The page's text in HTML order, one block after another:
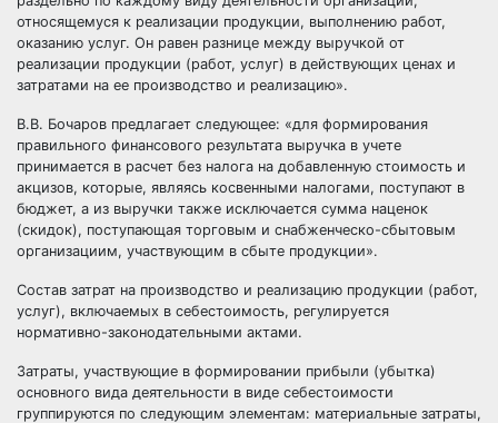
относящемуся к реализации продукции, выполнению работ,
оказанию услуг. Он равен разнице между выручкой от
реализации продукции (работ, услуг) в действующих ценах и
затратами на ее производство и реализацию».
В.В. Бочаров предлагает следующее: «для формирования
правильного финансового результата выручка в учете
принимается в расчет без налога на добавленную стоимость и
акцизов, которые, являясь косвенными налогами, поступают в
бюджет, а из выручки также исключается сумма наценок
(скидок), поступающая торговым и снабженческо-сбытовым
организациим, участвующим в сбыте продукции».
Состав затрат на производство и реализацию продукции (работ,
услуг), включаемых в себестоимость, регулируется
нормативно-законодательными актами.
Затраты, участвующие в формировании прибыли (убытка)
основного вида деятельности в виде себестоимости
группируются по следующим элементам: материальные затраты,